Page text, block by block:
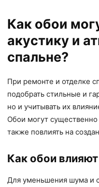
Как обои
акустику и
спальне?
При ремонте и отделке
подобрать стильные и
но и учитывать их
Обои могут существенно
также повлиять на
Как обои
Для уменьшения шума и